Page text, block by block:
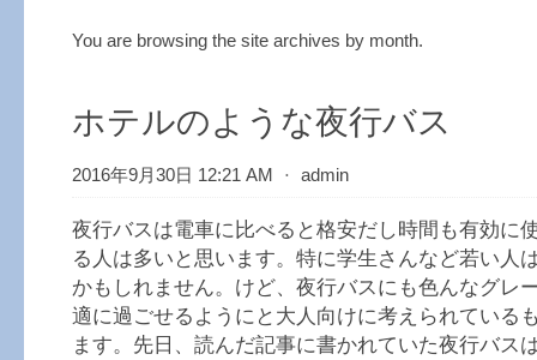
You are browsing the site archives by month.
ホテルのような夜行バス
2016年9月30日 12:21 AM ⋅ admin
夜行バスは電車に比べると格安だし時間も有効に
る人は多いと思います。特に学生さんなど若い人
かもしれません。けど、夜行バスにも色んなグレ
適に過ごせるようにと大人向けに考えられている
ます。先日、読んだ記事に書かれていた夜行バス